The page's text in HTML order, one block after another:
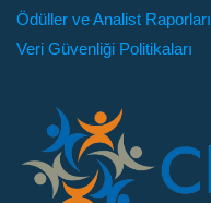
Ödüller ve Analist Raporları
Veri Güvenliği Politikaları